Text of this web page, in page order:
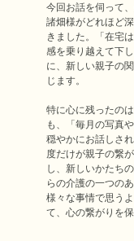
今回お話を伺って
諸畑様がどれほど
きました。「在宅
感を乗り越えて下
に、新しい親子の
じます。
特に心に残ったの
も、「毎月の写真
穏やかにお話しさ
度だけが親子の繋
し、新しいかたち
らの介護の一つの
様々な事情で思う
て、心の繋がりを